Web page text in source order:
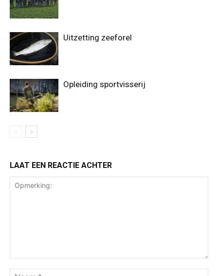
Uitzetting zeeforel
Opleiding sportvisserij
LAAT EEN REACTIE ACHTER